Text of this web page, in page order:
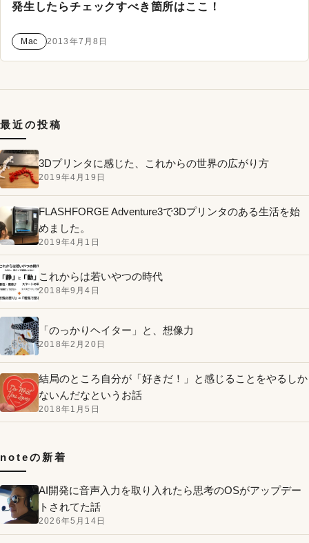
発生したらチェックすべき箇所はここ！
Mac 2013年7月8日
最近の投稿
3Dプリンタに感じた、これからの世界の広がり方
2019年4月19日
FLASHFORGE Adventure3で3Dプリンタのある生活を始
めました。
2019年4月1日
これからは若いやつの時代
2018年9月4日
「のっかりヘイター」と、想像力
2018年2月20日
結局のところ自分が「好きだ！」と感じることをやるしか
ないんだなというお話
2018年1月5日
noteの新着
AI開発に音声入力を取り入れたら思考のOSがアップデー
トされてた話
2026年5月14日